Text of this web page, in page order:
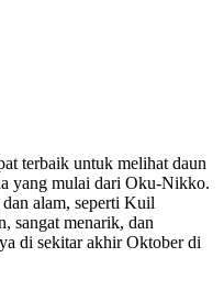
terbaik untuk melihat daun
yang mulai dari Oku-Nikko.
alam, seperti Kuil
sangat menarik, dan
di sekitar akhir Oktober di